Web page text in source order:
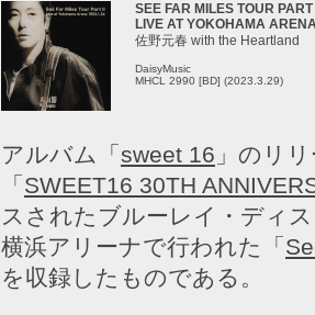
SEE FAR MILES TOUR PART
LIVE AT YOKOHAMA
佐野元春 with the Heartland
DaisyMusic
MHCL 2990 [BD] (2023.3.29)
アルバム「 sweet 16 」のリ
「 SWEET16 30TH
スされたブルーレイ・ディ
横浜アリーナで行われた「
を収録したものである。